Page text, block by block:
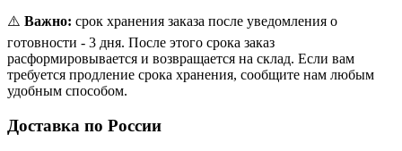
⚠️ Важно: срок хранения заказа после уведомления о
готовности - 3 дня. После этого срока заказ
расформировывается и возвращается на склад. Если вам
требуется продление срока хранения, сообщите нам любым
удобным способом.
Доставка по России